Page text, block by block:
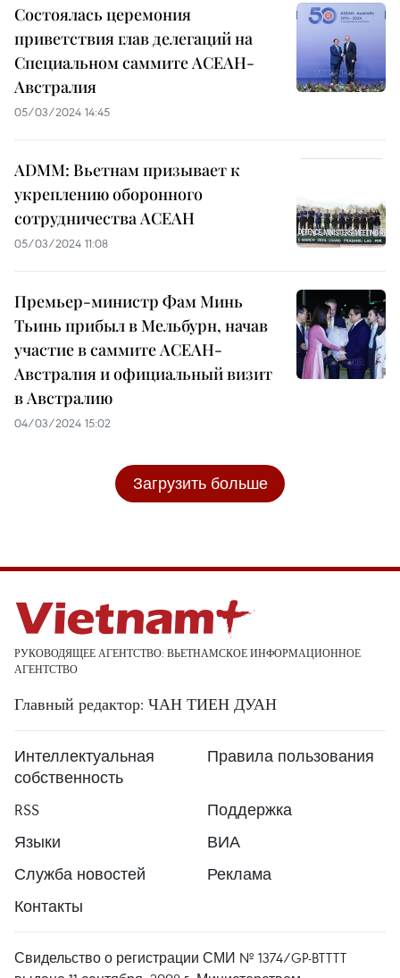
Состоялась церемония
приветствия глав делегаций на
Специальном саммите АСЕАН-
Австралия
05/03/2024 14:45
ADMM: Вьетнам призывает к
укреплению оборонного
сотрудничества АСЕАН
05/03/2024 11:08
Премьер-министр Фам Минь
Тьинь прибыл в Мельбурн, начав
участие в саммите АСЕАН-
Австралия и официальный визит
в Австралию
04/03/2024 15:02
Загрузить больше
РУКОВОДЯЩЕЕ АГЕНТСТВО: ВЬЕТНАМСКОЕ ИНФОРМАЦИОННОЕ
АГЕНТСТВО
Главный редактор: ЧАН ТИЕН ДУАН
Интеллектуальная
собственность
Правила пользования
RSS
Поддержка
Языки
ВИА
Служба новостей
Реклама
Контакты
Свидельство о регистрации СМИ № 1374/GP-BTTTT